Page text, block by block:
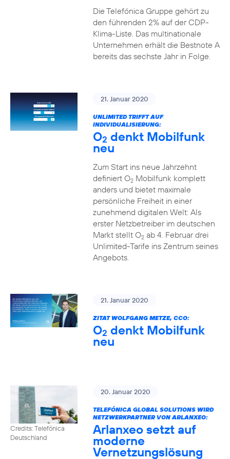
Die Telefónica Gruppe gehört zu
den führenden 2% auf der CDP-
Klima-Liste. Das multinationale
Unternehmen erhält die Bestnote A
bereits das sechste Jahr in Folge.
21. Januar 2020
UNLIMITED TRIFFT AUF
INDIVIDUALISIERUNG:
O2 denkt Mobilfunk
neu
Zum Start ins neue Jahrzehnt
definiert O2Mobilfunk komplett
anders und bietet maximale
persönliche Freiheit in einer
zunehmend digitalen Welt: Als
erster Netzbetreiber im deutschen
Markt stellt O2ab 4. Februar drei
Unlimited-Tarife ins Zentrum seines
Angebots.
21. Januar 2020
ZITAT WOLFGANG METZE, CCO:
O2 denkt Mobilfunk
neu
Credits: Telefónica
Deutschland
20. Januar 2020
TELEFÓNICA GLOBAL SOLUTIONS WIRD
NETZWERKPARTNER VON ARLANXEO:
Arlanxeo setzt auf
moderne
Vernetzungslösung